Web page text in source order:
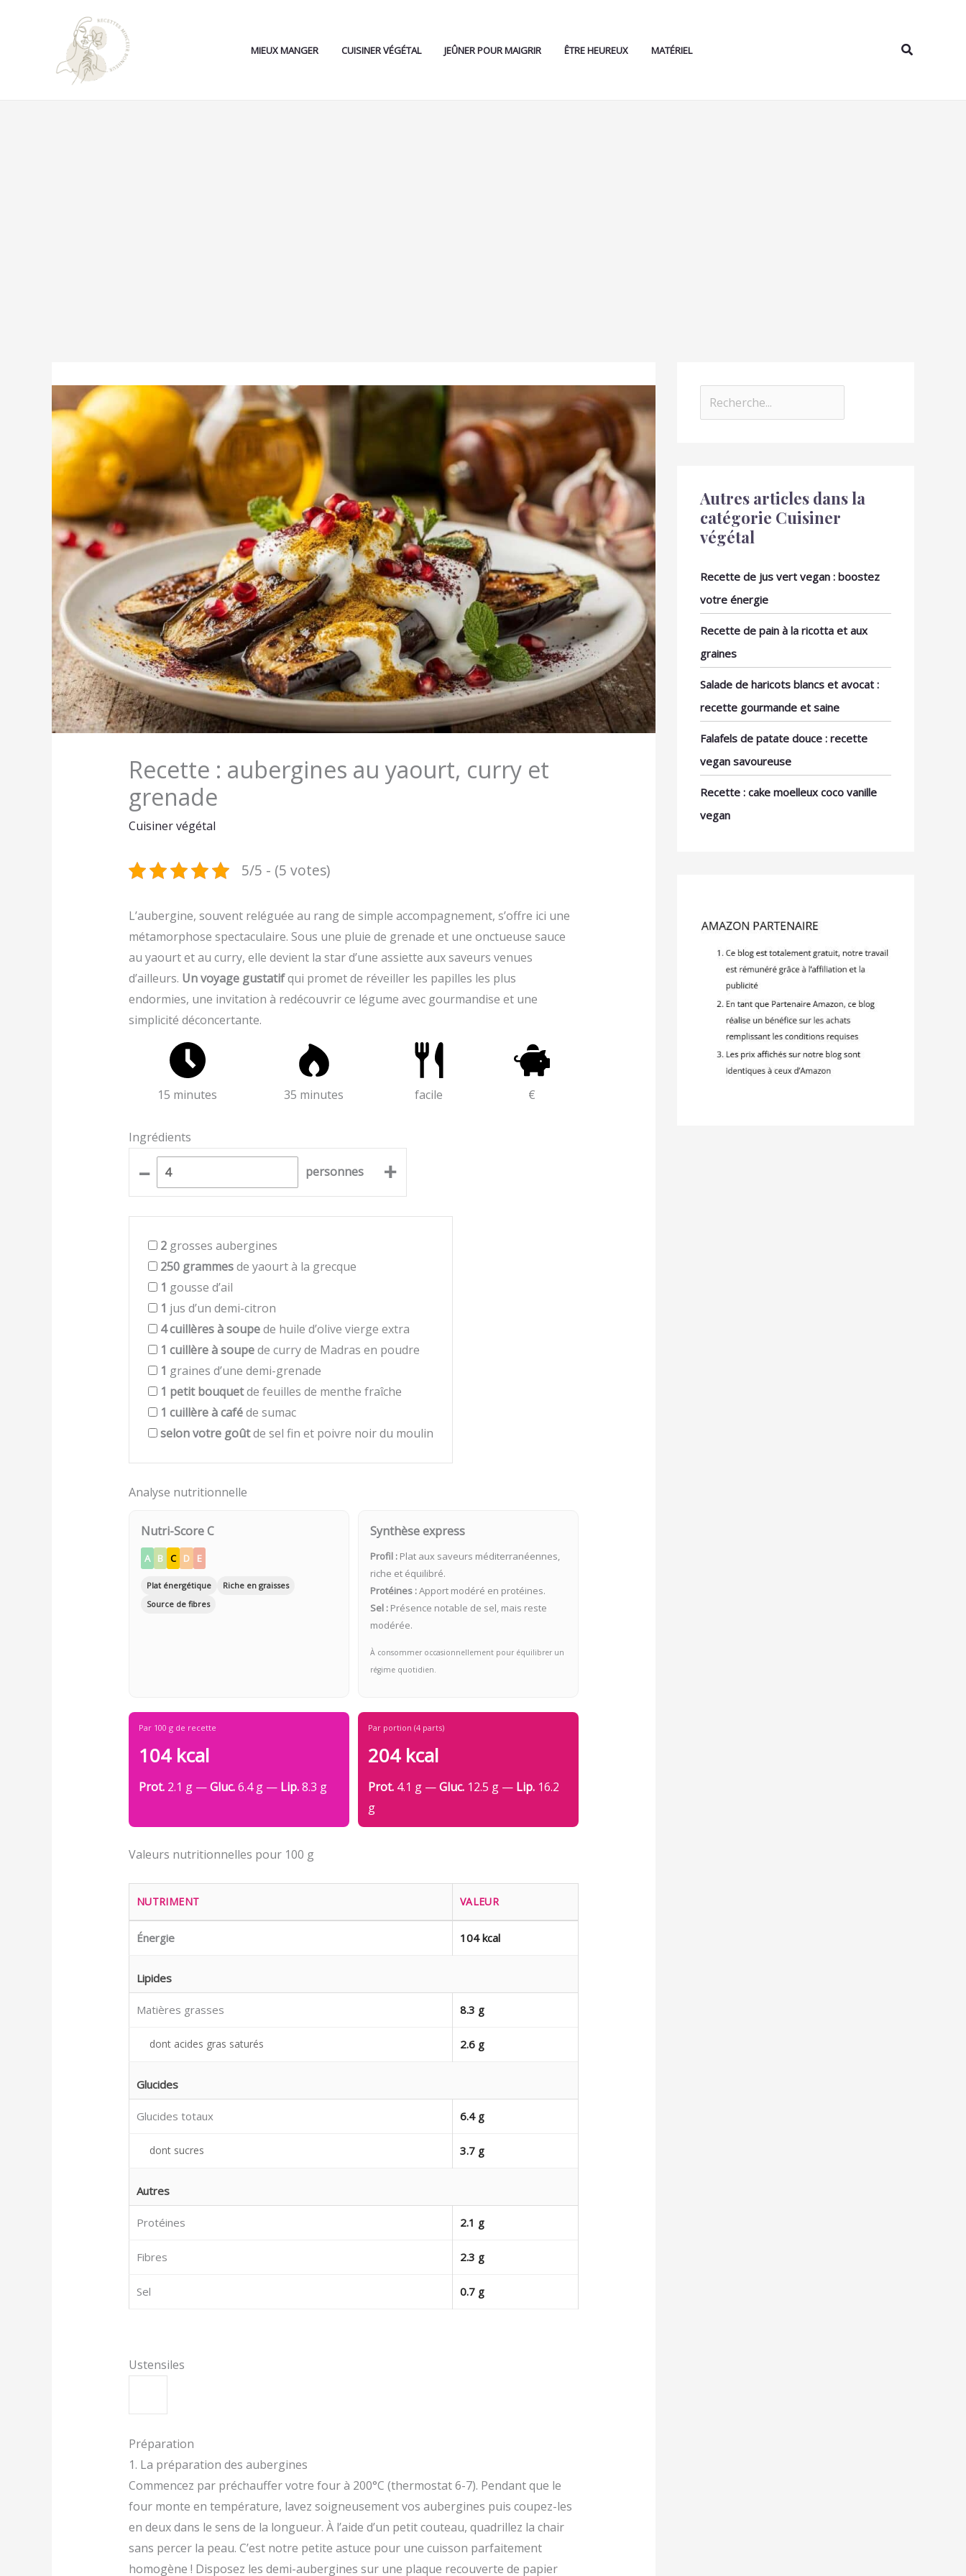
MIEUX MANGER CUISINER VÉGÉTAL JEÛNER POUR MAIGRIR ÊTRE HEUREUX MATÉRIEL
Recette : aubergines au yaourt, curry et
grenade
Cuisiner végétal
5/5 - (5 votes)
L’aubergine, souvent reléguée au rang de simple accompagnement, s’offre ici une
métamorphose spectaculaire. Sous une pluie de grenade et une onctueuse sauce
au yaourt et au curry, elle devient la star d’une assiette aux saveurs venues
d’ailleurs. Un voyage gustatifqui promet de réveiller les papilles les plus
endormies, une invitation à redécouvrir ce légume avec gourmandise et une
simplicité déconcertante.
15 minutes 35 minutes facile €
Ingrédients
– personnes +
2grosses aubergines
250 grammesde yaourt à la grecque
1 gousse d’ail
1 jus d’un demi-citron
4cuillères à soupede huile d’olive vierge extra
1 cuillère à soupede curry de Madras en poudre
1 graines d’une demi-grenade
1 petit bouquetde feuilles de menthe fraîche
1 cuillère à caféde sumac
selon votre goûtde sel fin et poivre noir du moulin
Analyse nutritionnelle
Nutri-Score C
A B C D E
Plat énergétique
Riche en graisses
Source de fibres
Synthèse express
Profil : Plat aux saveurs méditerranéennes,
riche et équilibré.
Protéines :Apport modéré en protéines.
Sel : Présence notable de sel, mais reste
modérée.
À consommer occasionnellement pour équilibrer un
régime quotidien.
Par 100 g de recette
104 kcal
Prot.2.1 g —Gluc.6.4 g — Lip.8.3 g
Par portion (4 parts)
204 kcal
Prot. 4.1 g —Gluc. 12.5 g — Lip. 16.2
g
Valeurs nutritionnelles pour 100 g
NUTRIMENT VALEUR
Énergie 104 kcal
Lipides
Matières grasses 8.3 g
dont acides gras saturés 2.6 g
Glucides
Glucides totaux 6.4 g
dont sucres 3.7 g
Autres
Protéines 2.1 g
Fibres 2.3 g
Sel 0.7 g
Ustensiles
Préparation
1. La préparation des aubergines
Commencez par préchauffer votre four à 200°C (thermostat 6-7). Pendant que le
four monte en température, lavez soigneusement vos aubergines puis coupez-les
en deux dans le sens de la longueur. À l’aide d’un petit couteau, quadrillez la chair
sans percer la peau. C’est notre petite astuce pour une cuisson parfaitement
homogène ! Disposez les demi-aubergines sur une plaque recouverte de papier
Autres articles dans la
catégorie Cuisiner
végétal
Recette de jus vert vegan : boostez
votre énergie
Recette de pain à la ricotta et aux
graines
Salade de haricots blancs et avocat :
recette gourmande et saine
Falafels de patate douce : recette
vegan savoureuse
Recette : cake moelleux coco vanille
vegan